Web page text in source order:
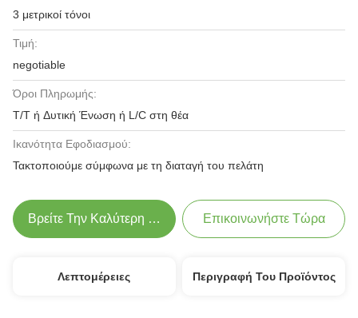
3 μετρικοί τόνοι
Τιμή:
negotiable
Όροι Πληρωμής:
T/T ή Δυτική Ένωση ή L/C στη θέα
Ικανότητα Εφοδιασμού:
Τακτοποιούμε σύμφωνα με τη διαταγή του πελάτη
Βρείτε Την Καλύτερη Τιμή Επικοινωνήστε Τώρα
Λεπτομέρειες Περιγραφή Του Προϊόντος